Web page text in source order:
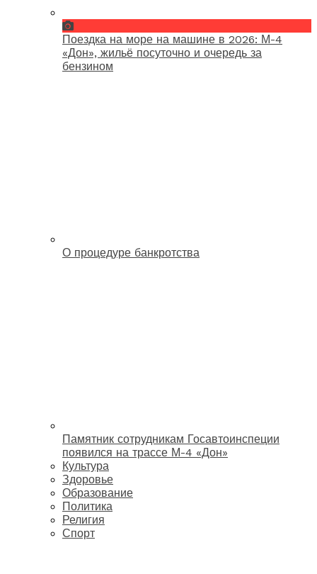
Поездка на море на машине в 2026: М-4
«Дон», жильё посуточно и очередь за
бензином
О процедуре банкротства
Памятник сотрудникам Госавтоинспеции
появился на трассе М-4 «Дон»
Культура
Здоровье
Образование
Политика
Религия
Спорт